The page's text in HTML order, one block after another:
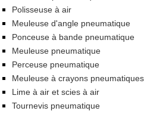
Polisseuse à air
Meuleuse d'angle pneumatique
Ponceuse à bande pneumatique
Meuleuse pneumatique
Perceuse pneumatique
Meuleuse à crayons pneumatiques
Lime à air et scies à air
Tournevis pneumatique